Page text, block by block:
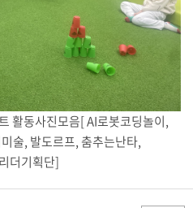
활동사진모음[ AI로봇코딩놀이,
술, 발도르프, 춤추는난타,
더기획단]